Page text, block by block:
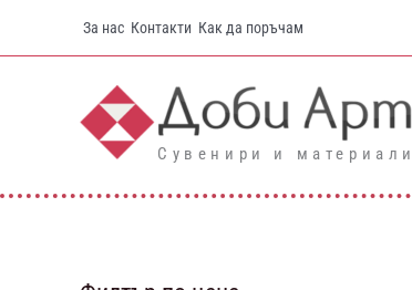
За нас Контакти Как да поръчам
Сувенири и материали